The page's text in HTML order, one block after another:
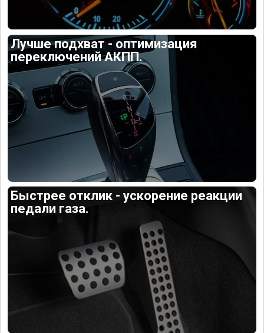
Лучше подхват - оптимизация
переключений АКПП.
Быстрее отклик - ускорение реакции
педали газа.